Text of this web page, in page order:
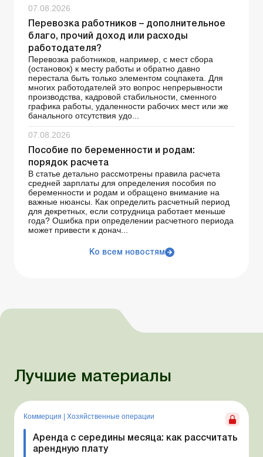
07.08.2026
Перевозка работников – дополнительное
благо, прочий доход или расходы
работодателя?
Перевозка работников, например, с мест сбора
(остановок) к месту работы и обратно давно
перестала быть только элементом соцпакета. Для
многих работодателей это вопрос непрерывности
производства, кадровой стабильности, сменного
графика работы, удаленности рабочих мест или же
банального отсутствия удо...
07.08.2026
Пособие по беременности и родам:
порядок расчета
В статье детально рассмотрены правила расчета
средней зарплаты для определения пособия по
беременности и родам и обращено внимание на
важные нюансы. Как определить расчетный период
для декретных, если сотрудница работает меньше
года? Ошибка при определении расчетного периода
может привести к донач...
Ко всем новостям
Лучшие материалы
Коммерция Хозяйственные операции
Аренда с середины месяца: как рассчитать
арендную плату